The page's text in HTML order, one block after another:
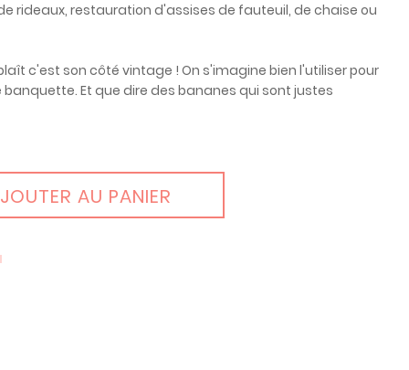
rideaux, restauration d'assises de fauteuil, de chaise ou
c'est son côté vintage ! On s'imagine bien l'utiliser pour
Et que dire des bananes qui sont justes
AU PANIER